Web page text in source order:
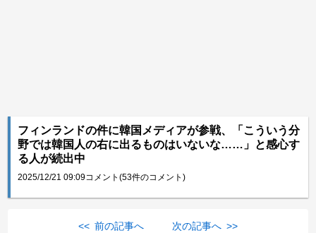
フィンランドの件に韓国メディアが参戦、「こういう分
野では韓国人の右に出るものはいないな……」と感心す
る人が続出中
2025/12/21 09:09コメント(53件のコメント)
<< 前の記事へ 次の記事へ >>